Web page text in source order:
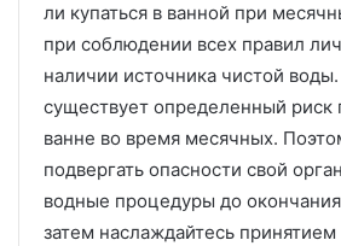
ли купаться в ванной при
при соблюдении всех правил
наличии источника чистой
существует определенный риск
ванне во время месячных.
подвергать опасности свой
водные процедуры до
затем наслаждайтесь